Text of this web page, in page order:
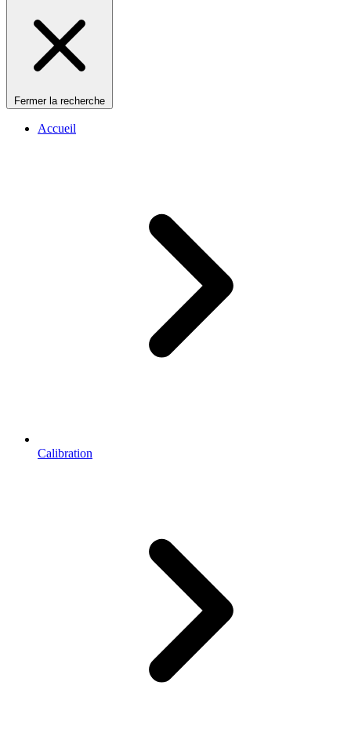
Fermer la recherche
Accueil
Calibration